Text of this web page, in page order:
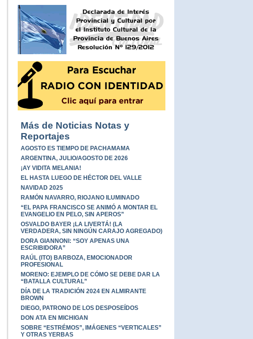
Más de Noticias Notas y
Reportajes
AGOSTO ES TIEMPO DE PACHAMAMA
ARGENTINA, JULIO/AGOSTO DE 2026
¡AY VIDITA MELANIA!
EL HASTA LUEGO DE HÉCTOR DEL VALLE
NAVIDAD 2025
RAMÓN NAVARRO, RIOJANO ILUMINADO
“EL PAPA FRANCISCO SE ANIMÓ A MONTAR EL
EVANGELIO EN PELO, SIN APEROS”
OSVALDO BAYER ¡LA LIVERTÁ! (LA
VERDADERA, SIN NINGÚN CARAJO AGREGADO)
DORA GIANNONI: “SOY APENAS UNA
ESCRIBIDORA”
RAÚL (ITO) BARBOZA, EMOCIONADOR
PROFESIONAL
MORENO: EJEMPLO DE CÓMO SE DEBE DAR LA
“BATALLA CULTURAL”
DÍA DE LA TRADICIÓN 2024 EN ALMIRANTE
BROWN
DIEGO, PATRONO DE LOS DESPOSEÍDOS
DON ATA EN MICHIGAN
SOBRE “ESTRÉMOS”, IMÁGENES “VERTICALES”
Y OTRAS YERBAS